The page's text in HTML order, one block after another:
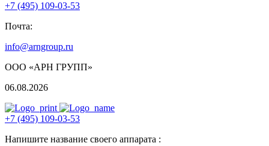
+7 (495) 109-03-53
Почта:
info@arngroup.ru
ООО «АРН ГРУПП»
06.08.2026
+7 (495) 109-03-53
Напишите название своего аппарата :